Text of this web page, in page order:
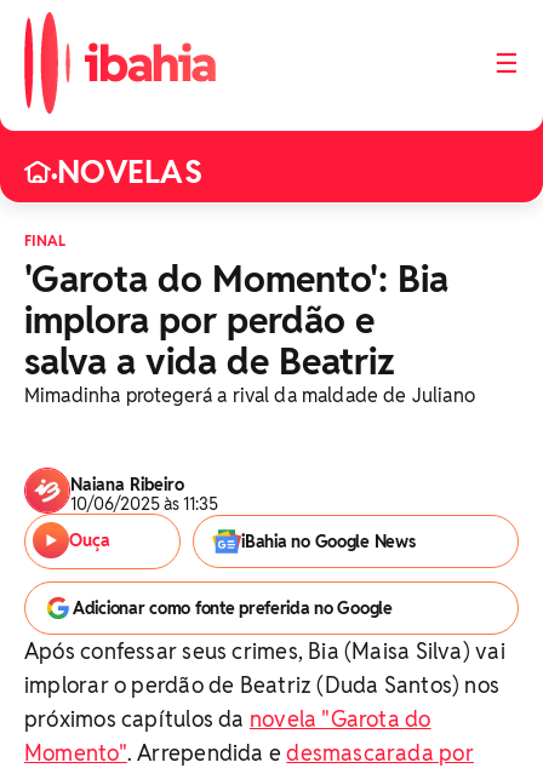
☰
•NOVELAS
FINAL
'Garota do Momento': Bia
implora por perdão e
salva a vida de Beatriz
Mimadinha protegerá a rival da maldade de Juliano
Naiana Ribeiro
10/06/2025 às 11:35
Ouça
iBahia no Google News
Adicionar como fonte preferida no Google
Após confessar seus crimes, Bia (Maisa Silva) vai
implorar o perdão de Beatriz (Duda Santos) nos
próximos capítulos da novela "Garota do
Momento". Arrependida edesmascarada por